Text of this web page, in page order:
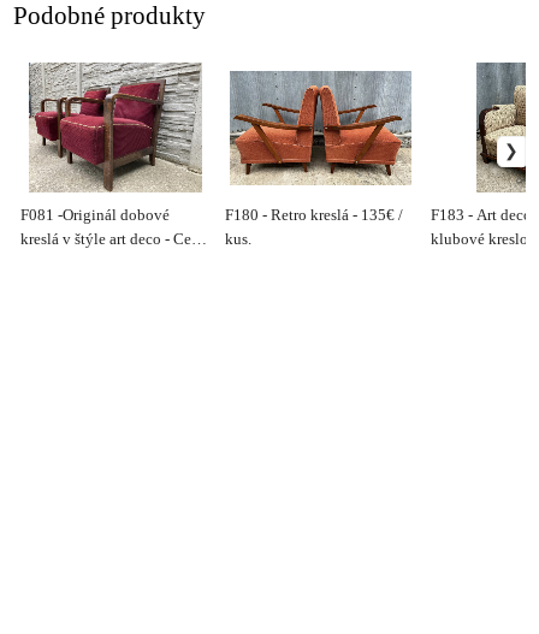
Podobné produkty
F081 -Originál dobové
kreslá v štýle art deco - Cena
F180 - Retro kreslá - 135€ /
kus.
F183 - Art deco
klubové kreslo